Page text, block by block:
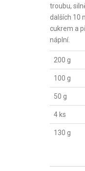
troubu,
dalších 10
cukrem a
náplní.
200 g
100 g
50 g
4 ks
130 g